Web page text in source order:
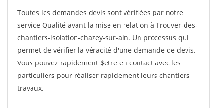
Toutes les demandes devis sont vérifiées par notre
service Qualité avant la mise en relation à Trouver-des-
chantiers-isolation-chazey-sur-ain. Un processus qui
permet de vérifier la véracité d'une demande de devis.
Vous pouvez rapidement $etre en contact avec les
particuliers pour réaliser rapidement leurs chantiers
travaux.